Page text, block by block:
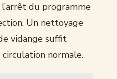
du programme
Un nettoyage
vidange suffit
normale.